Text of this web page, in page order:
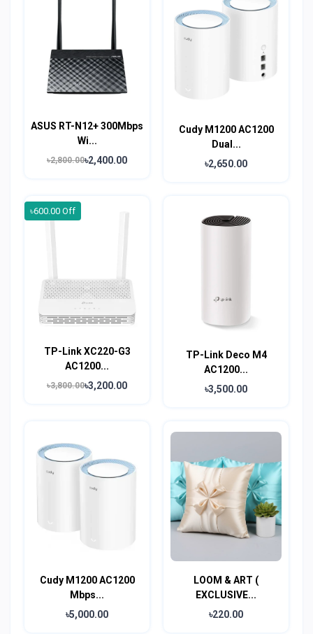
ASUS RT-N12+ 300Mbps
Wi...
৳2,800.00৳2,400.00
Cudy M1200 AC1200
Dual...
৳2,650.00
৳600.00 Off
TP-Link XC220-G3
AC1200...
৳3,800.00৳3,200.00
TP-Link Deco M4
AC1200...
৳3,500.00
Cudy M1200 AC1200
Mbps...
৳5,000.00
LOOM & ART (
EXCLUSIVE...
৳220.00